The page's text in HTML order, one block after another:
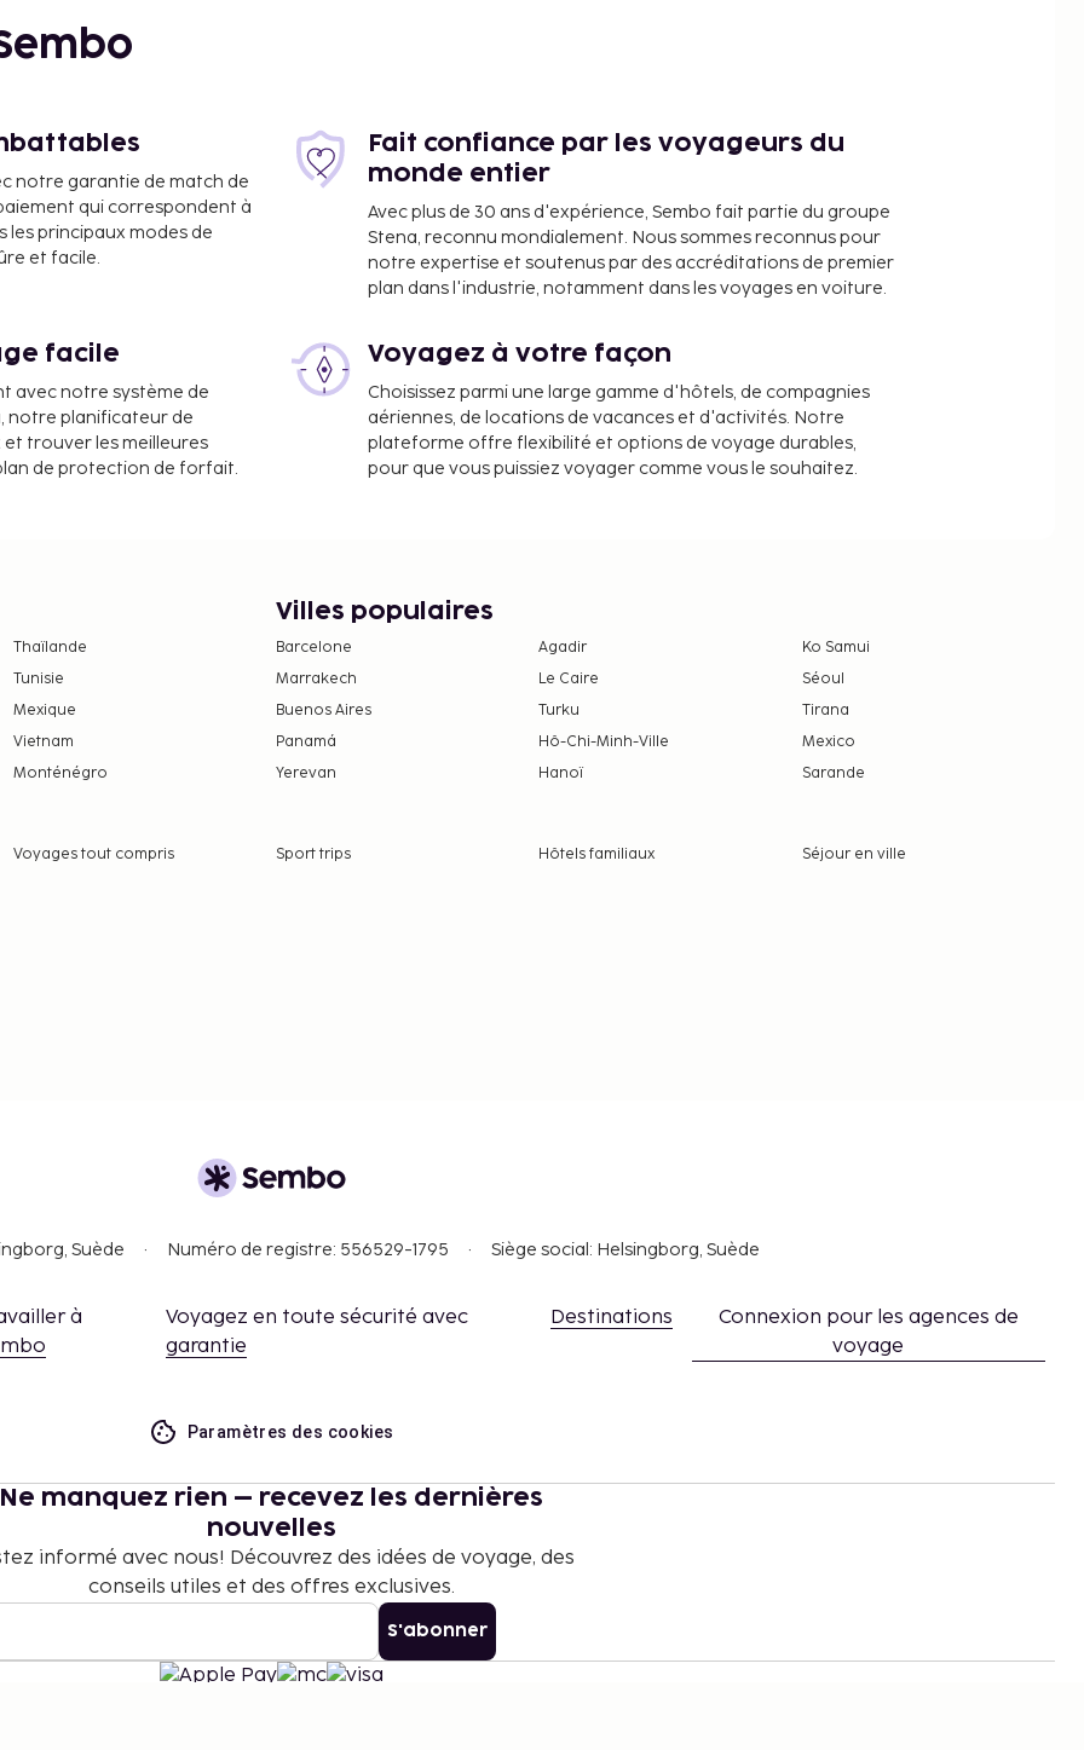
Rochelle-Île de Ré
et un jardin, sans
gratuit. Un petit
et par nuit. Cette taxe
et acomptes
les transactions en
notre garantie de match de
qui correspondent à
les principaux modes de
et facile.
Fait confiance par les voyageurs du
monde entier
Avec plus de 30 ans d'expérience, Sembo fait partie du groupe
Stena, reconnu mondialement. Nous sommes reconnus pour
notre expertise et soutenus par des accréditations de premier
plan dans l'industrie, notamment dans les voyages en voiture.
facile
avec notre système de
notre planificateur de
trouver les meilleures
de protection de forfait.
Voyagez à votre façon
Choisissez parmi une large gamme d'hôtels, de compagnies
aériennes, de locations de vacances et d'activités. Notre
plateforme offre flexibilité et options de voyage durables,
pour que vous puissiez voyager comme vous le souhaitez.
Thaïlande
Tunisie
Mexique
Vietnam
Monténégro
Villes populaires
Barcelone Agadir
Ko Samui
Marrakech
Le Caire
Séoul
Buenos Aires
Turku
Tirana
Panamá
Hô-Chi-Minh-Ville
Mexico
Yerevan
Hanoï Sarande
Voyages tout compris Sport trips Hôtels familiaux
Séjour en ville
Suède Numéro de registre: 556529-1795 Siège social: Helsingborg, Suède
à
Voyagez en toute sécurité avec
garantie
Destinations
Connexion pour les agences de
voyage
Paramètres des cookies
Ne manquez rien – recevez les dernières
nouvelles
informé avec nous! Découvrez des idées de voyage, des
conseils utiles et des offres exclusives.
S'abonner